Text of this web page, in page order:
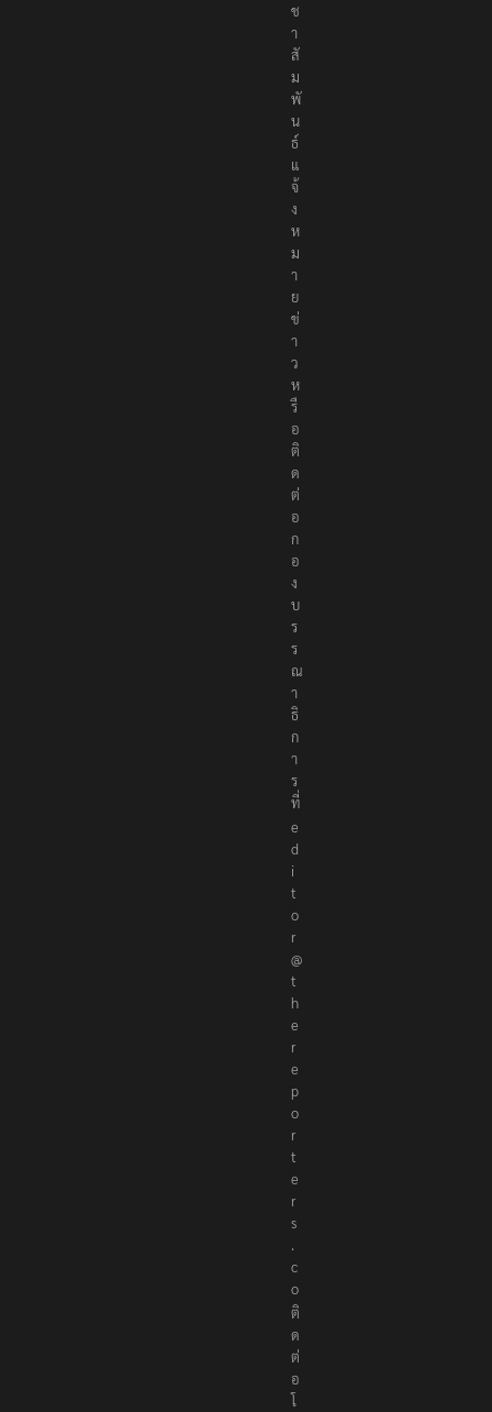
ช
า
สั
ม
พั
น
ธ์
แ
จ้
ง
ห
ม
า
ย
ข่
า
ว
ห
รื
อ
ติ
ด
ต่
อ
ก
อ
ง
บ
ร
ร
ณ
า
ธิ
ก
า
ร
ที่
e
d
i
t
o
r
@
t
h
e
r
e
p
o
r
t
e
r
s
.
c
o
ติ
ด
ต่
อ
โ